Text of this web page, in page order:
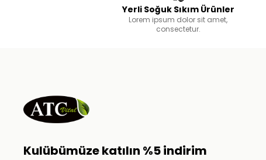
Yerli Soğuk Sıkım Ürünler
Lorem ipsum dolor sit amet,
consectetur.
Kulübümüze katılın %5 indirim